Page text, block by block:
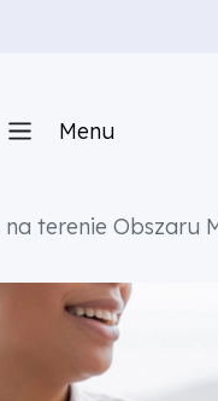
Menu
na terenie